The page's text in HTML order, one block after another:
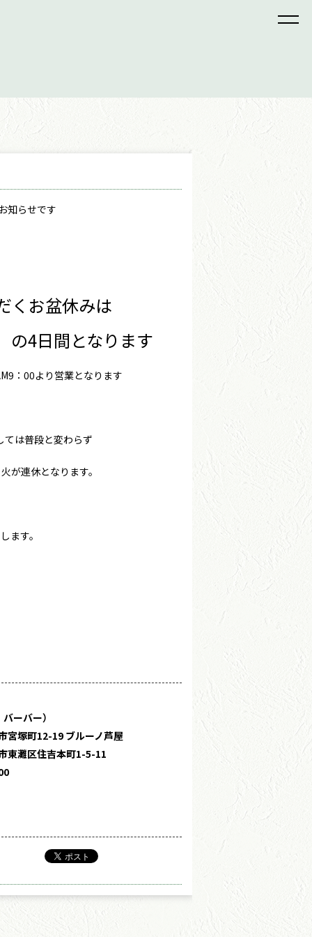
知らせです
くお盆休みは
の4日間となります
：00より営業となります
ては普段と変わらず
が連休となります。
ます。
ーバー）
塚町12-19 ブルーノ芦屋
灘区住吉本町1-5-11